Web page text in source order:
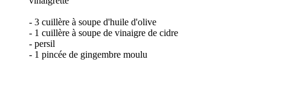
- 3 cuillère à soupe d'huile d'olive
- 1 cuillère à soupe de vinaigre de cidre
- persil
- 1 pincée de gingembre moulu